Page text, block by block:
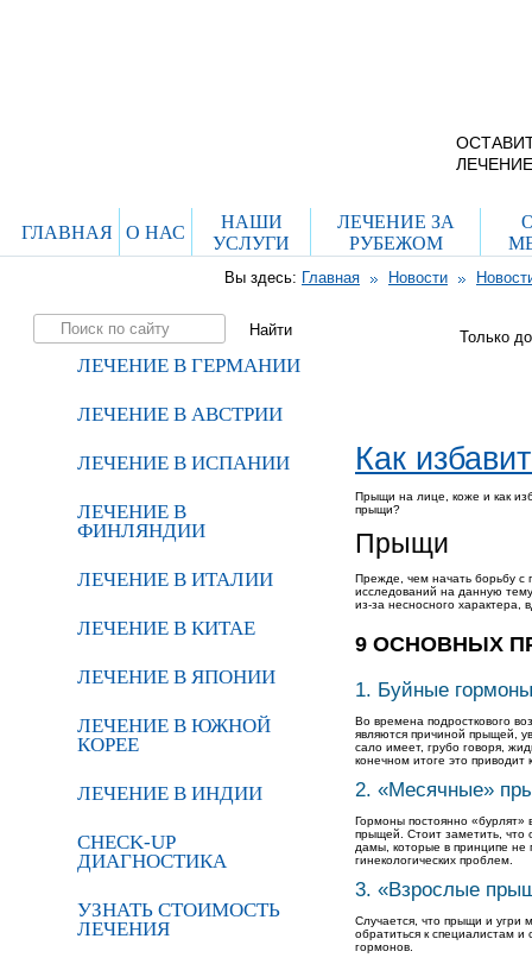
ГЛАВНАЯ О НАС
НАШИ
УСЛУГИ
ЛЕЧЕНИЕ ЗА
РУБЕЖОМ
Вы здесь: Главная Новости
ЛЕЧЕНИЕ В ГЕРМАНИИ
ЛЕЧЕНИЕ В АВСТРИИ
ЛЕЧЕНИЕ В ИСПАНИИ
ЛЕЧЕНИЕ В
ФИНЛЯНДИИ
ЛЕЧЕНИЕ В ИТАЛИИ
ЛЕЧЕНИЕ В КИТАЕ
ЛЕЧЕНИЕ В ЯПОНИИ
ЛЕЧЕНИЕ В ЮЖНОЙ
КОРЕЕ
ЛЕЧЕНИЕ В ИНДИИ
CHECK-UP
ДИАГНОСТИКА
УЗНАТЬ СТОИМОСТЬ
ЛЕЧЕНИЯ
Только
Как
Прыщи на лице, коже и как
прыщи?
Прыщи
Прежде, чем начать борьбу
исследований на данную
из-за несносного характера,
9 ОСНОВНЫХ
1. Буйные гормоны
Во времена подросткового
являются причиной прыщей,
сало имеет, грубо говоря,
конечном итоге это приводит
2. «Месячные»
Гормоны постоянно «бурлят»
прыщей. Стоит заметить, что
дамы, которые в принципе не
гинекологических проблем.
3. «Взрослые
Случается, что прыщи и угри
обратиться к специалистам
гормонов.